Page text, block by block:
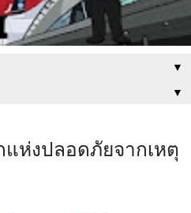
▼
▼
ห่งปลอดภัยจากเหตุ